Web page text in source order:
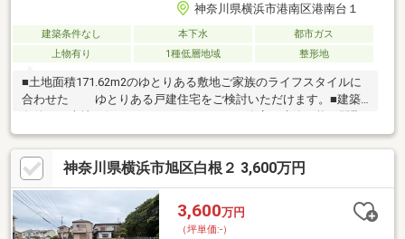
神奈川県横浜市港南区港南台１
建築条件なし 本下水
都市ガス
上物有り
1種低層地域 整形地
■土地面積171.62m2のゆとりある敷地ご家族のライフスタイルに
合わせた ゆとりある戸建住宅をご検討いただけます。■建築
条件なし売地お好きなハウスメーカー・工務店で建築可能。間取
りや設備、デザインなど、こだわりを反映した住まいづくりを実
現できます。■前面道路約6.5mの公道道路幅員にゆとりがあり、
開放感のある住環境が広がります。■ JR京浜東北・根岸線
「港南台」駅 徒歩16分横浜方面や都心方面へのアクセスが可能な
利便性の高い路線です。
神奈川県横浜市旭区白根２ 3,600万円
3,600万円
（坪単価:-）